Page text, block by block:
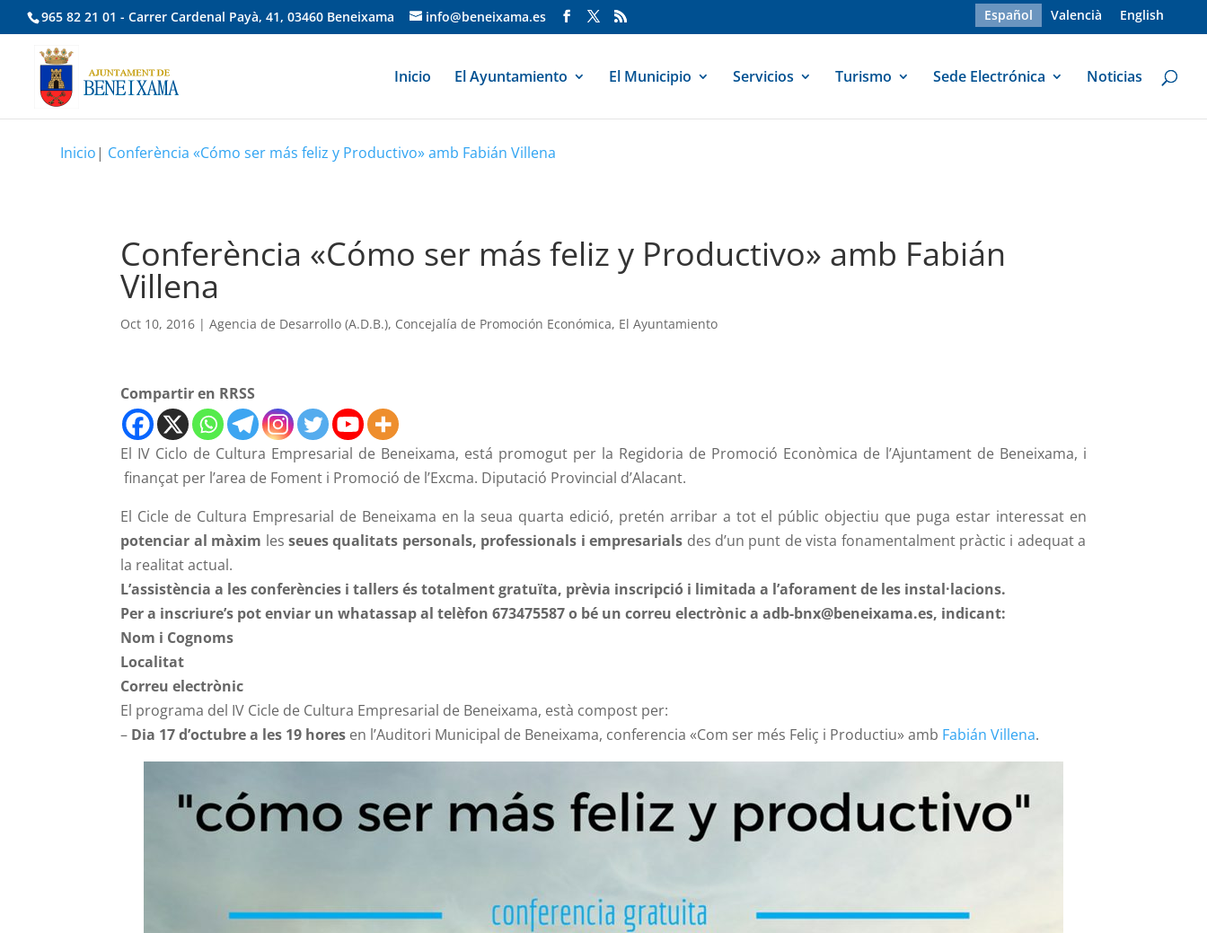
965 82 21 01 - Carrer Cardenal Payà, 41, 03460 Beneixama info@beneixama.es Español Valencià English
Inicio El Ayuntamiento El Municipio Servicios Turismo Sede Electrónica Noticias
Inicio| Conferència «Cómo ser más feliz y Productivo» amb Fabián Villena
Conferència «Cómo ser más feliz y Productivo» amb Fabián
Villena
Oct 10, 2016 |Agencia de Desarrollo (A.D.B.), Concejalía de Promoción Económica, El Ayuntamiento
Compartir en RRSS
El IV Ciclo de Cultura Empresarial de Beneixama, está promogut per la Regidoria de Promoció Econòmica de l’Ajuntament de Beneixama, i
finançat per l’area de Foment i Promoció de l’Excma. Diputació Provincial d’Alacant.
El Cicle de Cultura Empresarial de Beneixama en la seua quarta edició, pretén arribar a tot el públic objectiu que puga estar interessat en
potenciar al màxim lesseues qualitats personals, professionals i empresarials des d’un punt de vista fonamentalment pràctic i adequat a
la realitat actual.
L’assistència a les conferències i tallers és totalment gratuïta, prèvia inscripció i limitada a l’aforament de les instal·lacions.
Per a inscriure’s pot enviar un whatassap al telèfon 673475587 o bé un correu electrònic a adb-bnx@beneixama.es, indicant:
Nom i Cognoms
Localitat
Correu electrònic
El programa del IV Cicle de Cultura Empresarial de Beneixama, està compost per:
– Dia 17 d’octubre a les 19 hores en l’Auditori Municipal de Beneixama, conferencia «Com ser més Feliç i Productiu» amb Fabián Villena.